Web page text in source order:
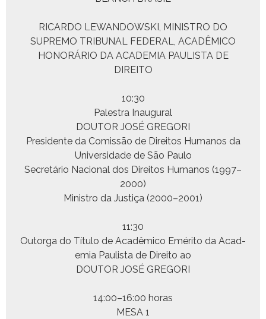
RICARDO LEWANDOWSKI, MINISTRO DO
SUPREMO TRIBUNAL FEDERAL, ACADÊMICO
HONORÁRIO DA ACADEMIA PAULISTA DE
DIREITO
10:30
Palestra Inaugural
DOUTOR JOSÉ GREGORI
Pres­i­dente da Comis­são de Dire­itos Humanos da
Uni­ver­si­dade de São Paulo
Secretário Nacional dos Dire­itos Humanos (1997–
2000)
Min­istro da Justiça (2000–2001)
11:30
Out­or­ga do Títu­lo de Acadêmi­co Eméri­to da Acad­
e­mia Paulista de Dire­ito ao
DOUTOR JOSÉ GREGORI
14:00–16:00 horas
MESA 1